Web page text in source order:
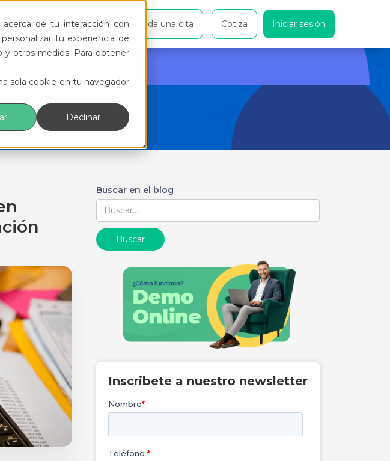
de tu interacción con
tu experiencia de
y otros medios. Para obtener
sola cookie en tu navegador
Declinar
Recursos Agenda una cita Cotiza Iniciar sesión
Buscar en el blog
Inscribete a nuestro newsletter